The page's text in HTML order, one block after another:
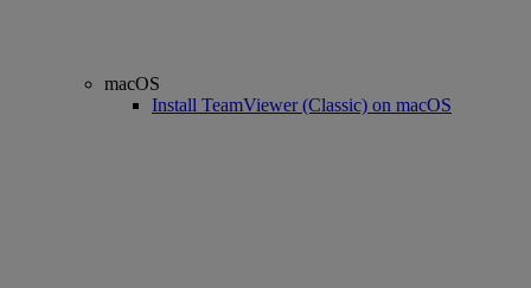
macOS
Install TeamViewer (Classic) on macOS